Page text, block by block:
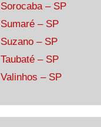
Sorocaba – SP
Sumaré – SP
Suzano – SP
Taubaté – SP
Valinhos – SP